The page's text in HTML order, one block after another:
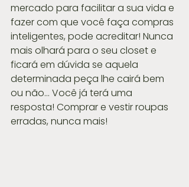
mercado para facilitar a sua vida e
fazer com que você faça compras
inteligentes, pode acreditar! Nunca
mais olhará para o seu closet e
ficará em dúvida se aquela
determinada peça lhe cairá bem
ou não... Você já terá uma
resposta! Comprar e vestir roupas
erradas, nunca mais!